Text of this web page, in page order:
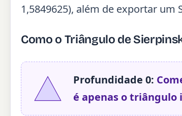
1,5849625), além de exportar um
Como o Triângulo de
Profundidade 0:
é apenas o